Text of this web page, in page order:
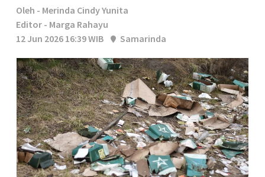
Oleh - Merinda Cindy Yunita
Editor - Marga Rahayu
12 Jun 2026 16:39 WIB
Samarinda